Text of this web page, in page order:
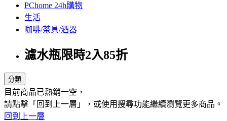
PChome 24h購物
生活
咖啡/茶具/酒器
濾水瓶限時2入85折
分類
目前商品已熱銷一空，
請點擊「回到上一層」，或使用搜尋功能繼續瀏覽更多商品。
回到上一層